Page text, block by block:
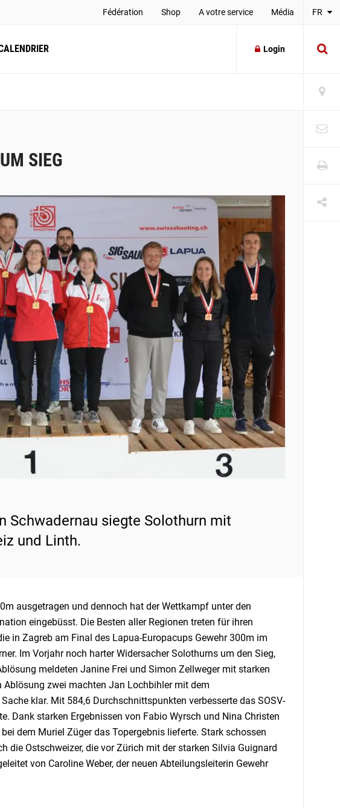
Fédération Shop A votre service Média FR
Login
SIEG
Schwadernau siegte Solothurn mit
und Linth.
ausgetragen und dennoch hat der Wettkampf unter den
eingebüsst. Die Besten aller Regionen treten für ihren
in Zagreb am Final des Lapua-Europacups Gewehr 300m im
Im Vorjahr noch harter Widersacher Solothurns um den Sieg,
meldeten Janine Frei und Simon Zellweger mit starken
zwei machten Jan Lochbihler mit dem
klar. Mit 584,6 Durchschnittspunkten verbesserte das SOSV-
Dank starken Ergebnissen von Fabio Wyrsch und Nina Christen
dem Muriel Züger das Topergebnis lieferte. Stark schossen
die Ostschweizer, die vor Zürich mit der starken Silvia Guignard
von Caroline Weber, der neuen Abteilungsleiterin Gewehr